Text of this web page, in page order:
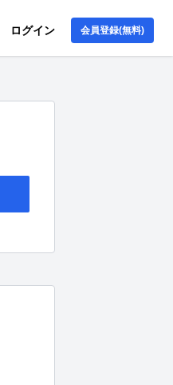
ログイン 会員登録(無料)